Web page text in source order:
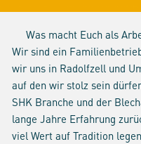
Was macht Euch als
Wir sind ein
wir uns in Radolfzell und
auf den wir stolz sein
SHK Branche und der
lange Jahre Erfahrung
viel Wert auf Tradition